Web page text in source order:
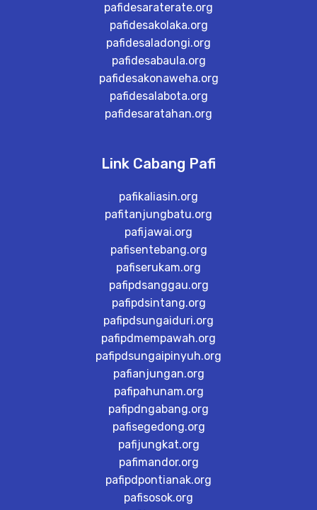
pafidesaraterate.org
pafidesakolaka.org
pafidesaladongi.org
pafidesabaula.org
pafidesakonaweha.org
pafidesalabota.org
pafidesaratahan.org
Link Cabang Pafi
pafikaliasin.org
pafitanjungbatu.org
pafijawai.org
pafisentebang.org
pafiserukam.org
pafipdsanggau.org
pafipdsintang.org
pafipdsungaiduri.org
pafipdmempawah.org
pafipdsungaipinyuh.org
pafianjungan.org
pafipahunam.org
pafipdngabang.org
pafisegedong.org
pafijungkat.org
pafimandor.org
pafipdpontianak.org
pafisosok.org